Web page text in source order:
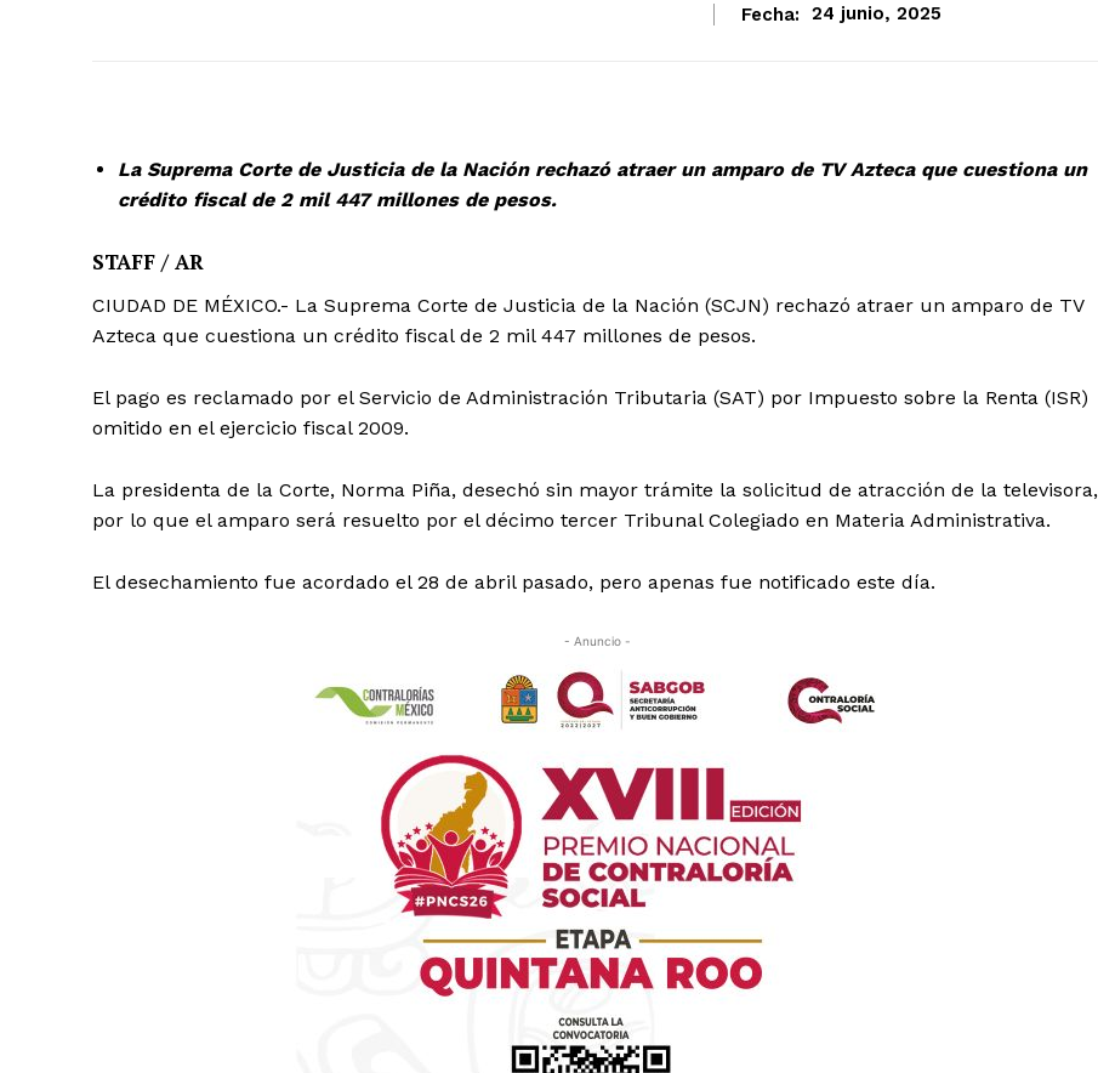
Fecha: 24 junio, 2025
La Suprema Corte de Justicia de la Nación rechazó atraer un amparo de TV Azteca que cuestiona un
crédito fiscal de 2 mil 447 millones de pesos.
STAFF / AR
CIUDAD DE MÉXICO.- La Suprema Corte de Justicia de la Nación (SCJN) rechazó atraer un amparo de TV
Azteca que cuestiona un crédito fiscal de 2 mil 447 millones de pesos.
El pago es reclamado por el Servicio de Administración Tributaria (SAT) por Impuesto sobre la Renta (ISR)
omitido en el ejercicio fiscal 2009.
La presidenta de la Corte, Norma Piña, desechó sin mayor trámite la solicitud de atracción de la televisora,
por lo que el amparo será resuelto por el décimo tercer Tribunal Colegiado en Materia Administrativa.
El desechamiento fue acordado el 28 de abril pasado, pero apenas fue notificado este día.
- Anuncio -